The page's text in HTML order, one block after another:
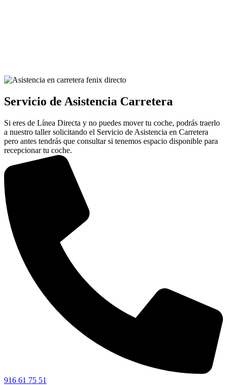
Servicio de Asistencia Carretera
Si eres de Línea Directa y no puedes mover tu coche, podrás traerlo
a nuestro taller solicitando el Servicio de Asistencia en Carretera
pero antes tendrás que consultar si tenemos espacio disponible para
recepcionar tu coche.
916 61 75 51